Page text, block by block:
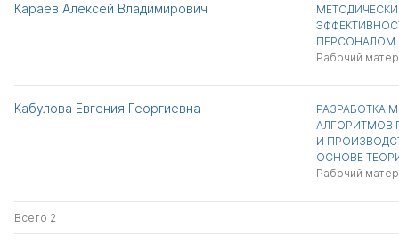
Караев Алексей Владимирович
ПЕРСОНАЛОМ
Рабочий
Кабулова Евгения Георгиевна
РАЗРАБОТКА
АЛГОРИТМОВ
И
ОСНОВЕ
Рабочий
Всего 2